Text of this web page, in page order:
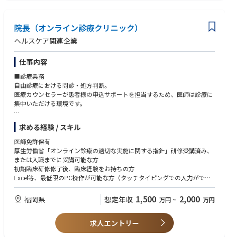
ソリューションプロバイダー: 新規事業やサービスの立ち上げ時、法規制
を正しく理解・整理した上で、事業を前に進めるための具体的な解決策や
プロセスを提案します。
ゲートキーパー: 法令遵守の観点から守るべき一線を守り、企業と顧客を
安全に保護します。
ただ「ダメ」と止めるのではなく、「こちらに進むためにはどうすべき
か」を論理的に整理し、事業推進と適正なリスク管理を同時に実現しま
す。
■主に担当していただくこと
・契約書の作成・レビュー
国内外のパートナー企業や取引先との各種契約書（業務提携、システム開
発等）を法務面から審査・作成します。
ビジネス部門と一緒に契約内容に潜む法務リスクを洗い出します。
・外部委託先管理業務
委託先の選定・評価・定期モニタリングをビジネス部門が行うための、枠
組みを策定し管理します。
・当社の新サービスのスキーム設計等、当社サービスに係る法的問題の検
新規事業や新サービスの企画・開発段階で、法的な実現可能性を検討し、
ビジネス部門にアドバイスします。
・顧客交付書面の作成
お客様に提供する利用規約や取引説明書、リスク説明書などを作成・管理
院長として関与いただきますが、それ以外の経営実務は丸投げにはなりま
せん。
院長（オンライン診療クリニック）
ヘルスケア関連企業
仕事内容
■診療業務
自由診療における問診・処方判断。
医療カウンセラーが患者様の申込サポートを担当するため、医師は診療に
集中いただける環境です。
対応件数目安：診療内容や患者様の状況により変動しますが、多い時間帯
で5〜8件/時程度を想定。
既存患者様を引き継ぐ形でのスタートとなるため、ゼロからの集患は必要
ありません。
※既存患者様の診療情報の引き継ぎにあたっては、個人情報保護法に基づ
き、本人同意の取得または適法な第三者提供の根拠を確認したうえで実施
します。
■事業推進業務
診療プロトコルの整備・品質管理
診療データをもとにしたサービス改善提案
新診療科目・新メニューの立ち上げ参画
通販・D2Cモデルと連携した医師目線でのフィードバック
求める経験 / スキル
医師免許保有
厚生労働省「オンライン診療の適切な実施に関する指針」研修受講済み、
または入職までに受講可能な方
初期臨床研修修了後、臨床経験をお持ちの方
Excel等、最低限のPC操作が可能な方（タッチタイピングでの入力ができ
るレベルを想定しています）
医師としての専門性を活かしながら、診療だけでなく事業づくりや経営に
も関わりたい方
ビジネス・数字への興味・関心がある方
自由診療・美容クリニック・オンライン診療の経験
D2C・通販・サブスク型ビジネスへの理解または強い興味
福岡県 想定年収 1,500 万円 ~ 2,000 万円
求人エントリー